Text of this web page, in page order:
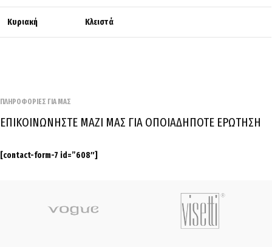
Κυριακή Κλειστά
ΠΛΗΡΟΦΟΡΙΕΣ ΓΙΑ ΜΑΣ
ΕΠΙΚΟΙΝΩΝΗΣΤΕ ΜΑΖΙ ΜΑΣ ΓΙΑ ΟΠΟΙΑΔΗΠΟΤΕ ΕΡΩΤΗΣΗ
[contact-form-7 id=”608″]